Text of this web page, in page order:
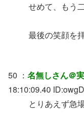
せめて、もう
最後の笑顔を
50 ： 名無しさん＠
18:10:09.40
とりあえず急